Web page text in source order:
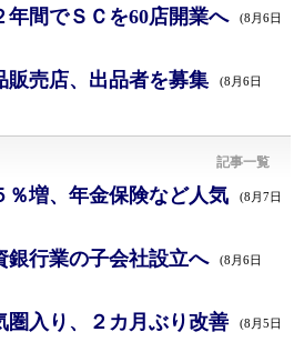
年間でＳＣを60店開業へ (8月6日
販売店、出品者を募集 (8月6日
記事一覧
％増、年金保険など人気 (8月7日
銀行業の子会社設立へ (8月6日
圏入り、２カ月ぶり改善 (8月5日